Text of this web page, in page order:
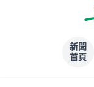
新聞
首頁